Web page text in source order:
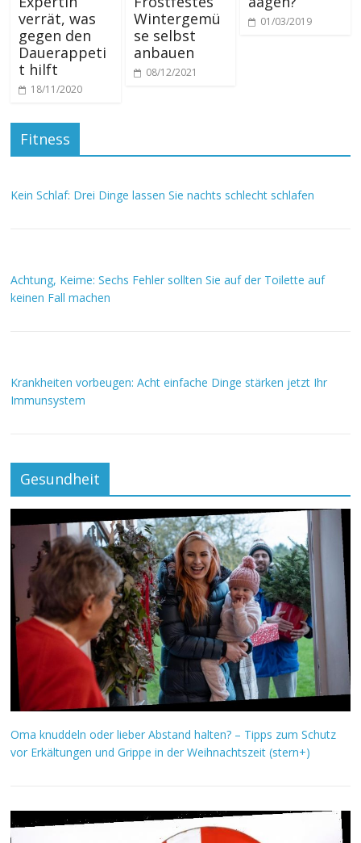
verrät, was
gegen den
Dauerappeti
t hilft
18/11/2020
Wintergemü
se selbst
anbauen
08/12/2021
01/03/2019
Fitness
Kein Schlaf: Drei Dinge lassen Sie nachts schlecht schlafen
Achtung, Keime: Sechs Fehler sollten Sie auf der Toilette auf
keinen Fall machen
Krankheiten vorbeugen: Acht einfache Dinge stärken jetzt Ihr
Immunsystem
Gesundheit
Oma knuddeln oder lieber Abstand halten? – Tipps zum Schutz
vor Erkältungen und Grippe in der Weihnachtszeit (stern+)